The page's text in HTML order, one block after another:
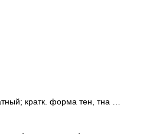
кратк. форма тен, тна …